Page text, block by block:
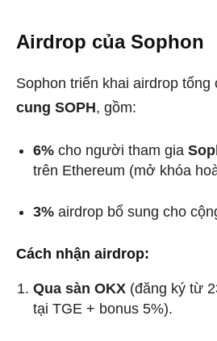
Airdrop của Sophon
Sophon triển khai airdrop tổng
cung SOPH, gồm:
6% cho người tham gia
trên Ethereum (mở khóa
3% airdrop bổ sung cho
Cách nhận airdrop:
Qua sàn OKX (đăng ký từ
tại TGE + bonus 5%).